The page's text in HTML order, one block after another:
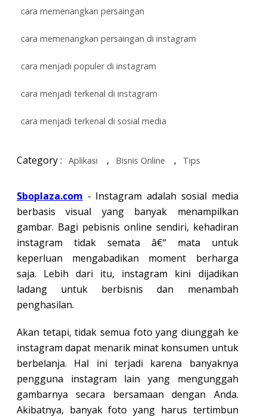
cara memenangkan persaingan
cara memenangkan persaingan di instagram
cara menjadi populer di instagram
cara menjadi terkenal di instagram
cara menjadi terkenal di sosial media
Category : Aplikasi , Bisnis Online , Tips
Sboplaza.com - Instagram adalah sosial media
berbasis visual yang banyak menampilkan
gambar. Bagi pebisnis online sendiri, kehadiran
instagram tidak semata â€“ mata untuk
keperluan mengabadikan moment berharga
saja. Lebih dari itu, instagram kini dijadikan
ladang untuk berbisnis dan menambah
penghasilan.
Akan tetapi, tidak semua foto yang diunggah ke
instagram dapat menarik minat konsumen untuk
berbelanja. Hal ini terjadi karena banyaknya
pengguna instagram lain yang mengunggah
gambarnya secara bersamaan dengan Anda.
Akibatnya, banyak foto yang harus tertimbun